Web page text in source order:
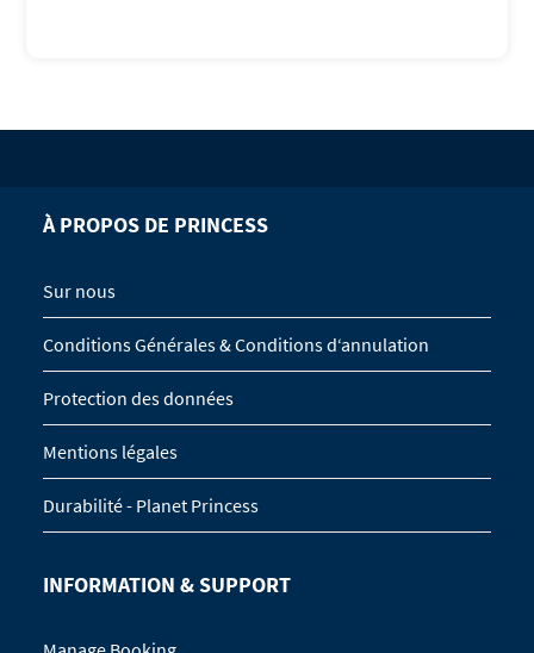
À PROPOS DE PRINCESS
Sur nous
Conditions Générales & Conditions d‘annulation
Protection des données
Mentions légales
Durabilité - Planet Princess
INFORMATION & SUPPORT